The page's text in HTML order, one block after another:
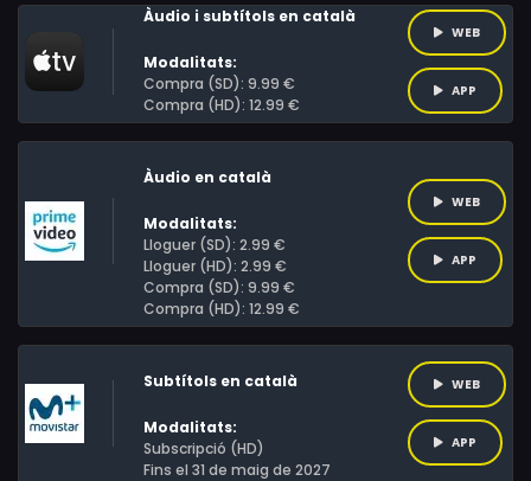
tomba del seu pare i allà troben a una misteriosa dona
desconeguda que fa un regal molt especial al Teddy.
Des d'aquest dia, tot s'accelera en la vida del jove.
Àudio i subtítols en català
Modalitats:
Compra (SD): 9.99 €
Compra (HD): 12.99 €
WEB
APP
Àudio en català
Modalitats:
Lloguer (SD): 2.99 €
Lloguer (HD): 2.99 €
Compra (SD): 9.99 €
Compra (HD): 12.99 €
WEB
APP
Subtítols en català
Modalitats:
Subscripció (HD)
Fins el 31 de maig de 2027
WEB
APP